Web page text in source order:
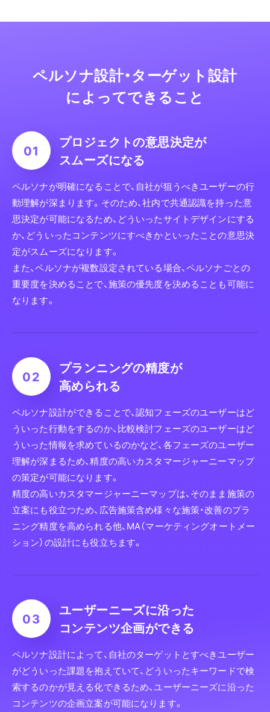
ペルソナ設計・ターゲット設計
によってできること
プロジェクトの意思決定が
スムーズになる
ペルソナが明確になることで、自社が狙うべきユーザーの行
動理解が深まります。そのため、社内で共通認識を持った意
思決定が可能になるため、どういったサイトデザインにする
か、どういったコンテンツにすべきかといったことの意思決
定がスムーズになります。
また、ペルソナが複数設定されている場合、ペルソナごとの
重要度を決めることで、施策の優先度を決めることも可能に
なります。
プランニングの精度が
高められる
ペルソナ設計ができることで、認知フェーズのユーザーはど
ういった行動をするのか、比較検討フェーズのユーザーはど
ういった情報を求めているのかなど、各フェーズのユーザー
理解が深まるため、精度の高いカスタマージャーニーマップ
の策定が可能になります。
精度の高いカスタマージャーニーマップは、そのまま施策の
立案にも役立つため、広告施策含め様々な施策・改善のプラ
ニング精度を高められる他、MA（マーケティングオートメー
ション）の設計にも役立ちます。
ユーザーニーズに沿った
コンテンツ企画ができる
ペルソナ設計によって、自社のターゲットとすべきユーザー
がどういった課題を抱えていて、どういったキーワードで検
索するのかが見える化できるため、ユーザーニーズに沿った
コンテンツの企画立案が可能になります。